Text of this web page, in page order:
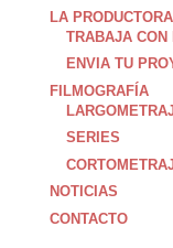
LA PRODUCTORA
TRABAJA CON
ENVIA TU
FILMOGRAFÍA
SERIES
NOTICIAS
CONTACTO